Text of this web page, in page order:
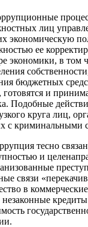
лиц
экономическую
ее
экономики, в том
бюджетных
готовятся и
Подобные
круга лиц,
с криминальными
тесно
и
связи
в